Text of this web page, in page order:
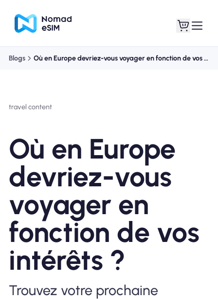
Forfaits
À propos de l'eSIM
Pourquoi Nomad eSIM
Blogs Où en Europe devriez-vous voyager en fonction de vos intérêts ?
travel content
Où en Europe
devriez-vous
voyager en
fonction de vos
intérêts ?
Trouvez votre prochaine